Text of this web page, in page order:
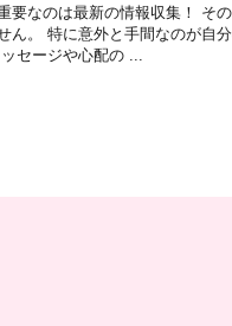
要なのは最新の情報収集！ そ
ん。 特に意外と手間なのが自
セージや心配の ...